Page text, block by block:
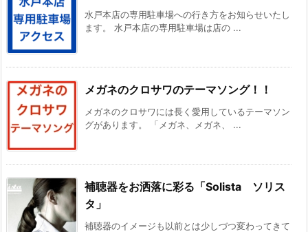
水戸本店の専用駐車場への行き方をお知らせいたし
ます。 水戸本店の専用駐車場は店の ...
メガネのクロサワのテーマソング！！
メガネのクロサワには長く愛用しているテーマソン
グがあります。 「メガネ、メガネ、 ...
補聴器をお洒落に彩る「Solista ソリス
タ」
補聴器のイメージも以前とは少しづつ変わってきて